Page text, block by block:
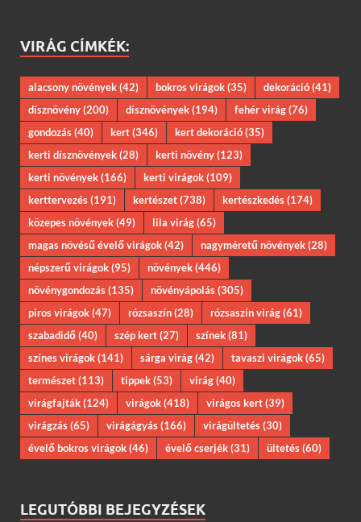
VIRÁG CÍMKÉK:
alacsony növények(42) bokros virágok(35) dekoráció(41)
dísznövény(200) dísznövények(194) fehér virág(76)
gondozás(40) kert(346) kert dekoráció(35)
kerti dísznövények(28) kerti növény(123)
kerti növények(166) kerti virágok(109)
kerttervezés(191) kertészet(738) kertészkedés(174)
közepes növények(49) lila virág(65)
magas növésű évelő virágok(42) nagyméretű növények(28)
népszerű virágok(95) növények(446)
növénygondozás(135) növényápolás(305)
piros virágok(47) rózsaszín(28) rózsaszín virág(61)
szabadidő(40) szép kert(27) színek(81)
színes virágok(141) sárga virág(42) tavaszi virágok(65)
természet(113) tippek(53) virág(40)
virágfajták(124) virágok(418) virágos kert(39)
virágzás(65) virágágyás(166) virágültetés(30)
évelő bokros virágok(46) évelő cserjék(31) ültetés(60)
LEGUTÓBBI BEJEGYZÉSEK